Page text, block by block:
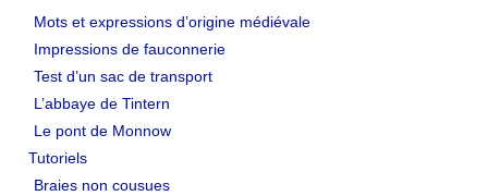
Mots et expressions d’origine médiévale
Impressions de fauconnerie
Test d’un sac de transport
L’abbaye de Tintern
Le pont de Monnow
Tutoriels
Braies non cousues